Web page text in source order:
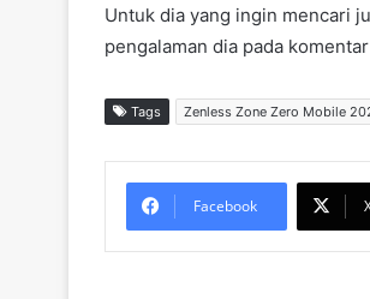
Untuk dia yang ingin mencari
pengalaman dia pada
Tags Zenless Zone Zero Mobile
Facebook